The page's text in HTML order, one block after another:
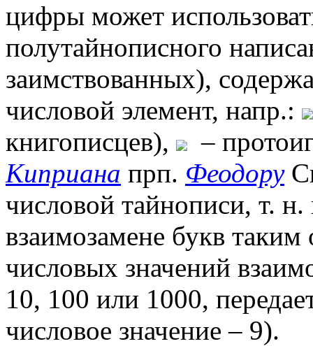
цифры может
полутайнописного
заимствованных),
числовой элемент, напр.:
книгописцев),
–
Киприана прп. Феодору
числовой тайнописи, т.
взаимозамене букв
числовых значений
10, 100 или 1000,
числовое значение – 9).